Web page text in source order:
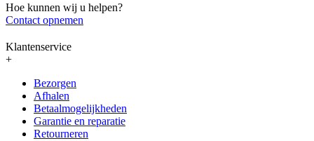
Hoe kunnen wij u helpen?
Contact opnemen
Klantenservice
+
Bezorgen
Afhalen
Betaalmogelijkheden
Garantie en reparatie
Retourneren